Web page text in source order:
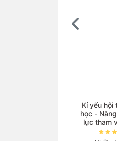
Kỉ yếu hội
học -
lực tham
và triển